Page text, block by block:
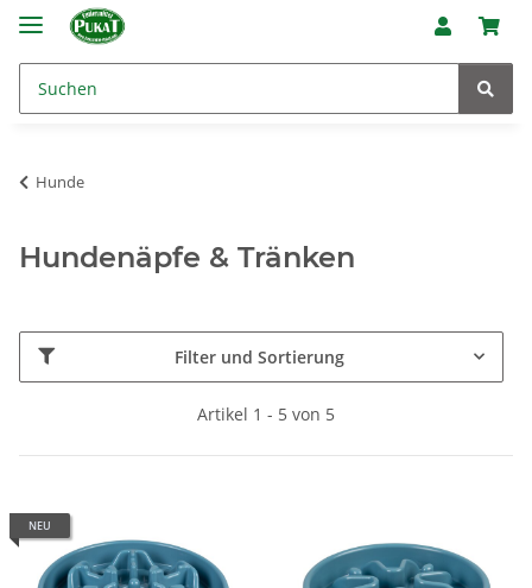
Hunde
Hundenäpfe & Tränken
Filter und Sortierung
Artikel 1 - 5 von 5
NEU